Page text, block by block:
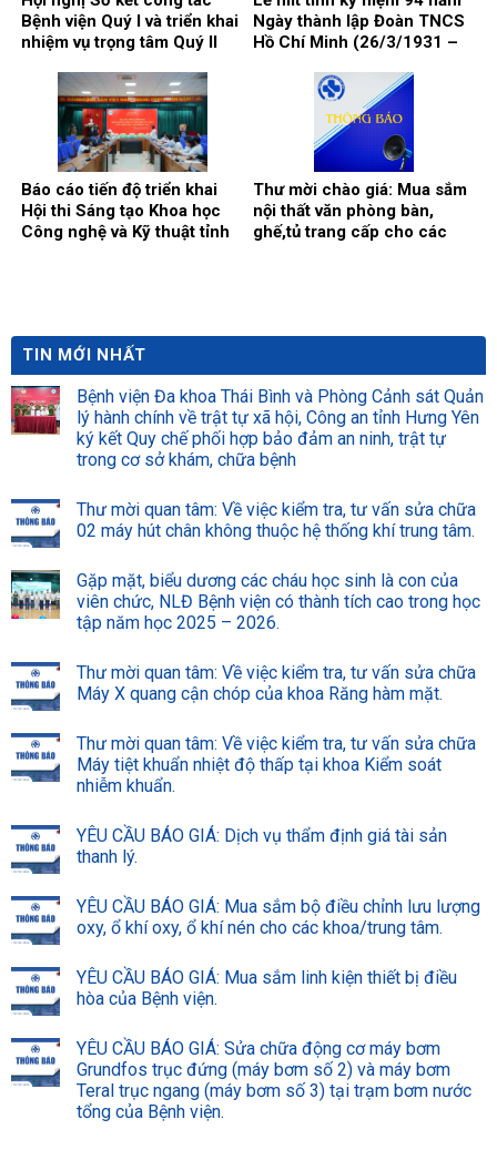
Bệnh viện Quý I và triển khai
nhiệm vụ trọng tâm Quý II
Ngày thành lập Đoàn TNCS
Hồ Chí Minh (26/3/1931 –
Báo cáo tiến độ triển khai
Hội thi Sáng tạo Khoa học
Công nghệ và Kỹ thuật tỉnh
Thư mời chào giá: Mua sắm
nội thất văn phòng bàn,
ghế,tủ trang cấp cho các
TIN MỚI NHẤT
Bệnh viện Đa khoa Thái Bình và Phòng Cảnh sát Quản
lý hành chính về trật tự xã hội, Công an tỉnh Hưng Yên
ký kết Quy chế phối hợp bảo đảm an ninh, trật tự
trong cơ sở khám, chữa bệnh
Thư mời quan tâm: Về việc kiểm tra, tư vấn sửa chữa
02 máy hút chân không thuộc hệ thống khí trung tâm.
Gặp mặt, biểu dương các cháu học sinh là con của
viên chức, NLĐ Bệnh viện có thành tích cao trong học
tập năm học 2025 – 2026.
Thư mời quan tâm: Về việc kiểm tra, tư vấn sửa chữa
Máy X quang cận chóp của khoa Răng hàm mặt.
Thư mời quan tâm: Về việc kiểm tra, tư vấn sửa chữa
Máy tiệt khuẩn nhiệt độ thấp tại khoa Kiểm soát
nhiễm khuẩn.
YÊU CẦU BÁO GIÁ: Dịch vụ thẩm định giá tài sản
thanh lý.
YÊU CẦU BÁO GIÁ: Mua sắm bộ điều chỉnh lưu lượng
oxy, ổ khí oxy, ổ khí nén cho các khoa/trung tâm.
YÊU CẦU BÁO GIÁ: Mua sắm linh kiện thiết bị điều
hòa của Bệnh viện.
YÊU CẦU BÁO GIÁ: Sửa chữa động cơ máy bơm
Grundfos trục đứng (máy bơm số 2) và máy bơm
Teral trục ngang (máy bơm số 3) tại trạm bơm nước
tổng của Bệnh viện.